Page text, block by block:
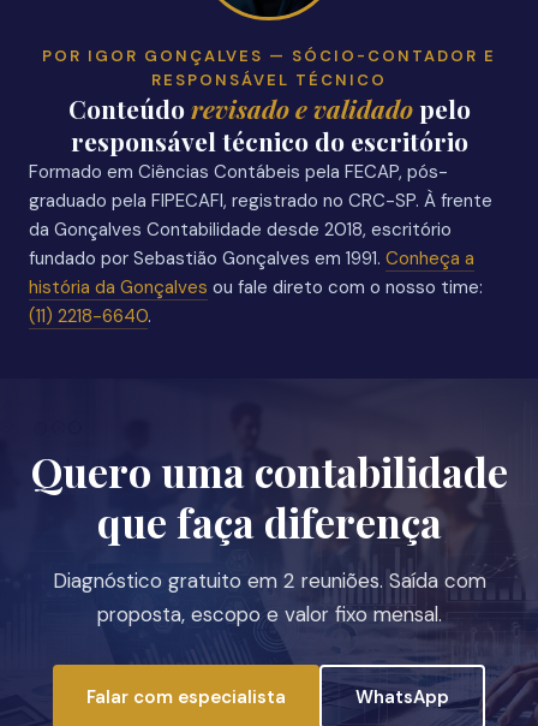
POR IGOR GONÇALVES — SÓCIO-CONTADOR E
RESPONSÁVEL TÉCNICO
Conteúdorevisado e validadopelo
responsável técnico do escritório
Formado em Ciências Contábeis pela FECAP, pós-
graduado pela FIPECAFI, registrado no CRC-SP. À frente
da Gonçalves Contabilidade desde 2018, escritório
fundado por Sebastião Gonçalves em 1991. Conheça a
história da Gonçalves ou fale direto com o nosso time:
(11) 2218-6640.
Quero uma contabilidade
que faça diferença
Diagnóstico gratuito em 2 reuniões. Saída com
proposta, escopo e valor fixo mensal.
Falar com especialista WhatsApp